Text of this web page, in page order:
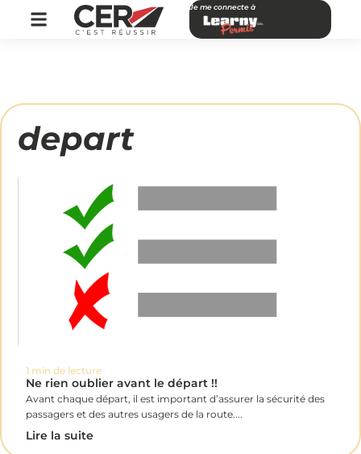
Je me connecte à
depart
1 min de lecture
Ne rien oublier avant le départ !!
Avant chaque départ, il est important d’assurer la sécurité des
passagers et des autres usagers de la route....
Lire la suite